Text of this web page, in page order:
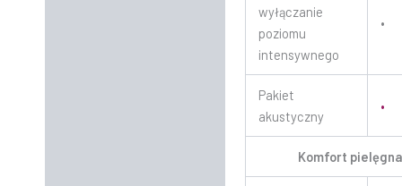
wyłączanie
poziomu
intensywnego
•
Pakiet
akustyczny
•
Komfort